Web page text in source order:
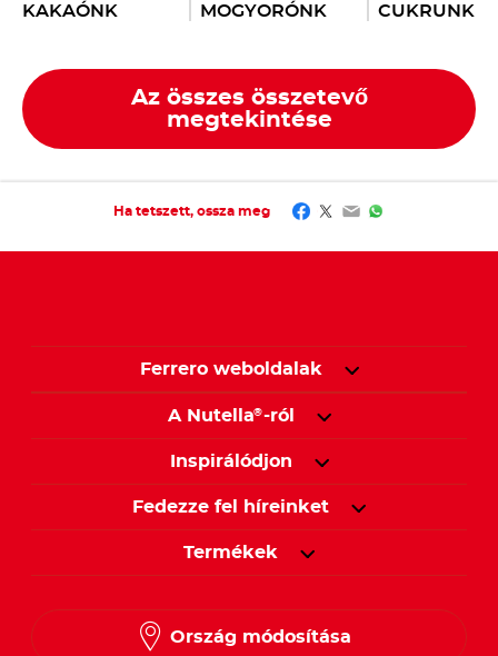
KAKAÓNK MOGYORÓNK CUKRUNK
Az összes összetevő
megtekintése
Ha tetszett, ossza meg Facebook
Twitter
EmailWhatsApp
Ferrero weboldalak
A Nutella®-ról
Inspirálódjon
Fedezze fel híreinket
Termékek
Ország módosítása